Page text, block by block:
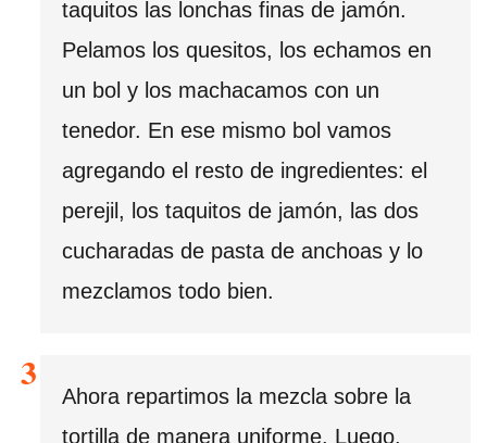
taquitos las lonchas finas de jamón.
Pelamos los quesitos, los echamos en
un bol y los machacamos con un
tenedor. En ese mismo bol vamos
agregando el resto de ingredientes: el
perejil, los taquitos de jamón, las dos
cucharadas de pasta de anchoas y lo
mezclamos todo bien.
Ahora repartimos la mezcla sobre la
tortilla de manera uniforme. Luego,